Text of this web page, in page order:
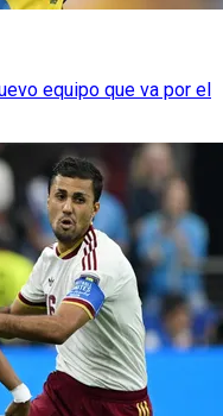
equipo que va por el